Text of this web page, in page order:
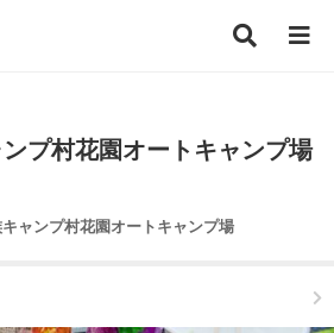
プ村花園オートキャンプ場
ャンプ村花園オートキャンプ場